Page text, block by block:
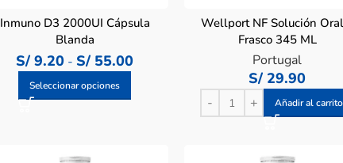
Inmuno D3 2000UI Cápsula
Blanda
S/ 9.20 - S/ 55.00
Seleccionar opciones
Wellport NF Solución
Frasco 345 ML
Portugal
S/ 29.90
Añadir al carrito